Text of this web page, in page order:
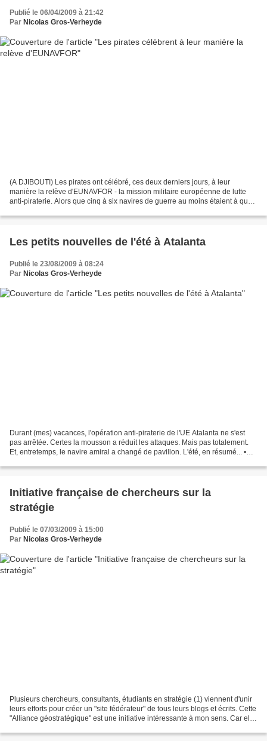
Publié le 06/04/2009 à 21:42
Par Nicolas Gros-Verheyde
(A DJIBOUTI) Les pirates ont célébré, ces deux derniers jours, à leur
manière la relève d'EUNAVFOR - la mission militaire européenne de lutte
anti-piraterie. Alors que cinq à six navires de guerre au moins étaient à quai
Les petits nouvelles de l'été à Atalanta
Publié le 23/08/2009 à 08:24
Par Nicolas Gros-Verheyde
Durant (mes) vacances, l'opération anti-piraterie de l'UE Atalanta ne s'est
pas arrêtée. Certes la mousson a réduit les attaques. Mais pas totalement.
Et, entretemps, le navire amiral a changé de pavillon. L'été, en résumé... •
Initiative française de chercheurs sur la
stratégie
Publié le 07/03/2009 à 15:00
Par Nicolas Gros-Verheyde
Plusieurs chercheurs, consultants, étudiants en stratégie (1) viennent d'unir
leurs efforts pour créer un "site fédérateur" de tous leurs blogs et écrits. Cette
"Alliance géostratégique" est une initiative intéressante à mon sens. Car elle